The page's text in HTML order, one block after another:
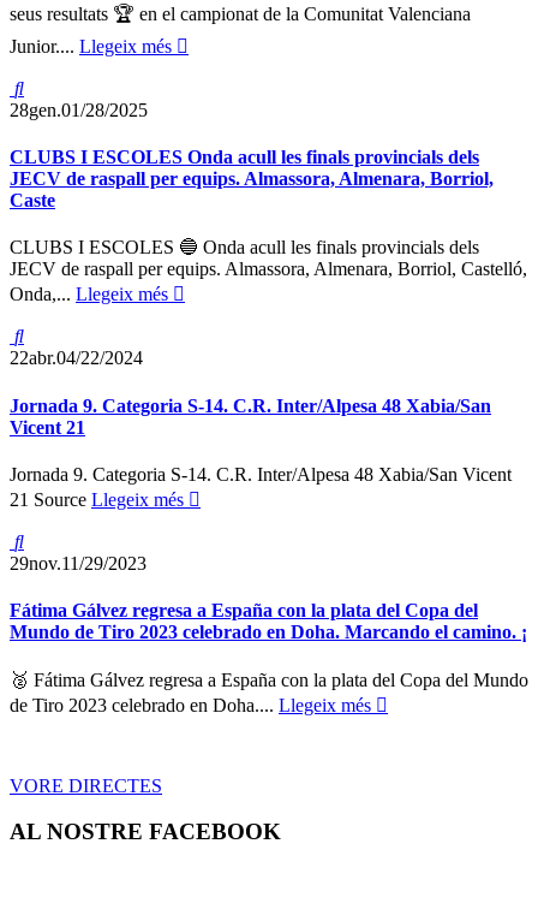
seus resultats 🏆 en el campionat de la Comunitat Valenciana
Junior.... Llegeix més
28gen.01/28/2025
CLUBS I ESCOLES Onda acull les finals provincials dels
JECV de raspall per equips. Almassora, Almenara, Borriol,
Caste
CLUBS I ESCOLES 🔵 Onda acull les finals provincials dels
JECV de raspall per equips. Almassora, Almenara, Borriol, Castelló,
Onda,... Llegeix més
22abr.04/22/2024
Jornada 9. Categoria S-14. C.R. Inter/Alpesa 48 Xabia/San
Vicent 21
Jornada 9. Categoria S-14. C.R. Inter/Alpesa 48 Xabia/San Vicent
21 Source Llegeix més
29nov.11/29/2023
Fátima Gálvez regresa a España con la plata del Copa del
Mundo de Tiro 2023 celebrado en Doha. Marcando el camino. ¡
🥈 Fátima Gálvez regresa a España con la plata del Copa del Mundo
de Tiro 2023 celebrado en Doha.... Llegeix més
VORE DIRECTES
AL NOSTRE FACEBOOK